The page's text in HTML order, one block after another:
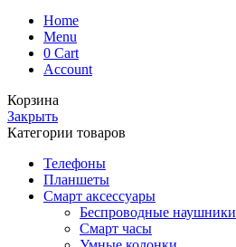
Home
Menu
0 Cart
Account
Корзина
Закрыть
Категории товаров
Телефоны
Планшеты
Смарт аксессуары
Беспроводные наушники
Смарт часы